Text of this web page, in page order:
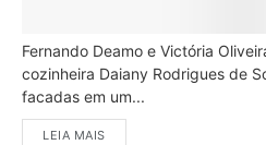
Fernando Deamo e Victória
cozinheira Daiany Rodrigues de
facadas em um...
LEIA MAIS